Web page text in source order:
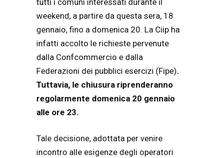
weekend, a partire da questa sera, 18
gennaio, fino a domenica 20. La Ciip ha
infatti accolto le richieste pervenute
dalla Confcommercio e dalla
Federazioni dei pubblici esercizi (Fipe).
Tuttavia, le chiusura riprenderanno
regolarmente domenica 20 gennaio
alle ore 23.
Tale decisione, adottata per venire
incontro alle esigenze degli operatori